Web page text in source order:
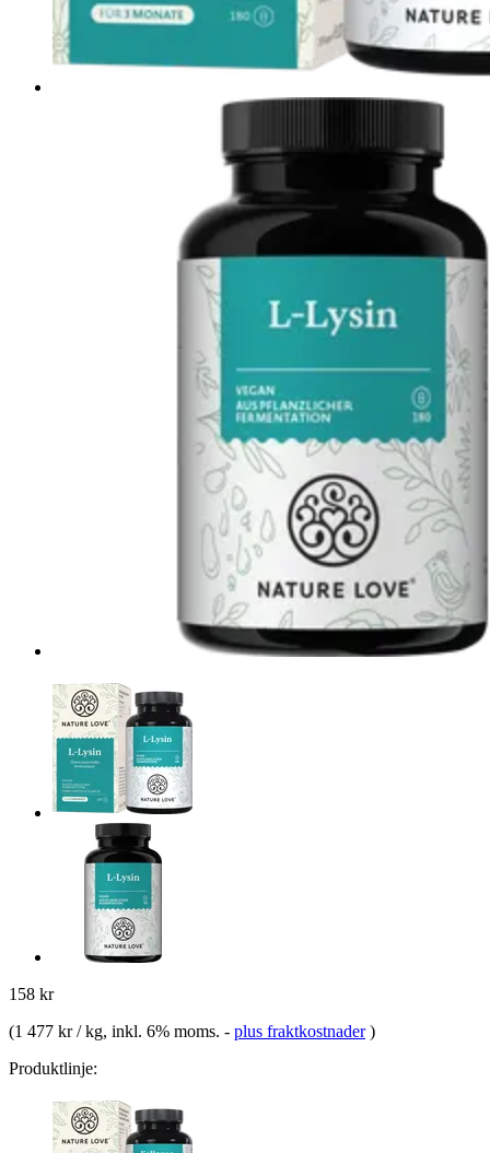
158 kr
(1 477 kr / kg, inkl. 6% moms. - plus fraktkostnader )
Produktlinje: